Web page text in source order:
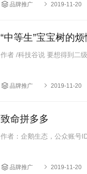
品牌推广 2019-11-20
“中等生”宝宝树的烦
作者 /科技谷说 要想得到二
品牌推广 2019-11-20
致命拼多多
作者：企鹅生态，公众账号
品牌推广 2019-11-20